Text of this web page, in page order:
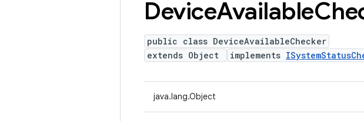
DeviceAvailable
public class DeviceAvailableChecker
extends Object
implements
java.lang.Object